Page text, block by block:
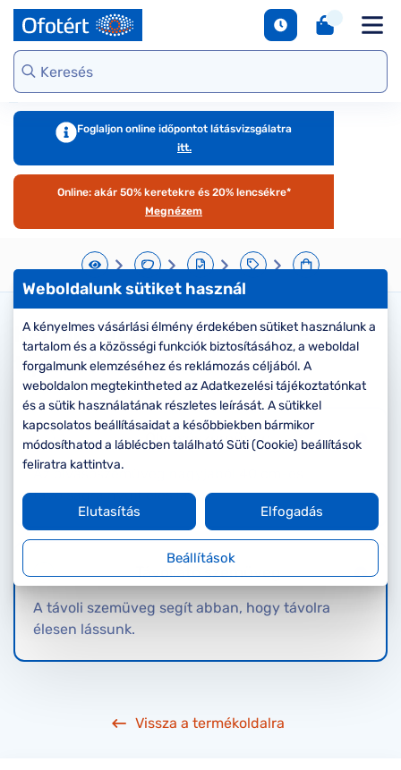
Webshop kínálat
Virtuális
szemüvegpróba
Szemüveg-
kiegészítők
Online vásárlás
útmutató
Női
Gyermek
Ralph
Tommy
Emporio
Armani
További
megtekintése
Kollekciók
Komplett 20%
minden
szemüvegekre
ajánlat
Polarizált
napszemüvegek
Virtuális
napszemüvegpróba
Kategória
Férfi
Ray-Ban
Guess
Exchange
Ralph
Gondoskodjunk
szemünkről
Kerettípusok
Márkaismertető
Foglaljon online időpontot látásvizsgálatra
itt.
Online: akár 50% keretekre és 20% lencsékre*
Megnézem
Kérjük válassza ki a lencse
típusát
Olvasószemüveg
Az olvasószemüveg nagyjából 40 cm-es
távolságra nyújt éles látást.
Távollátó szemüveg
A távoli szemüveg segít abban, hogy távolra
élesen lássunk.
Vissza a termékoldalra
Weboldalunk sütiket használ
A kényelmes vásárlási élmény érdekében sütiket használunk a
tartalom és a közösségi funkciók biztosításához, a weboldal
forgalmunk elemzéséhez és reklámozás céljából. A
weboldalon megtekintheted az Adatkezelési tájékoztatónkat
és a sütik használatának részletes leírását. A sütikkel
kapcsolatos beállításaidat a későbbiekben bármikor
módosíthatod a láblécben található Süti (Cookie) beállítások
feliratra kattintva.
Beállítások
Elutasítás Elfogadás